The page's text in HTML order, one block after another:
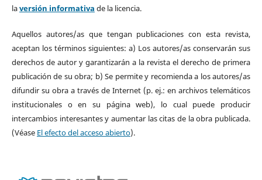
laversión informativa de la licencia.
Aquellos autores/as que tengan publicaciones con esta revista,
aceptan los términos siguientes: a) Los autores/as conservarán sus
derechos de autor y garantizarán a la revista el derecho de primera
publicación de su obra; b)Se permite y recomienda a los autores/as
difundir su obra a través de Internet (p. ej.: en archivos telemáticos
institucionales o en su página web), lo cual puede producir
intercambios interesantes y aumentar las citas de la obra publicada.
(Véase El efecto del acceso abierto).